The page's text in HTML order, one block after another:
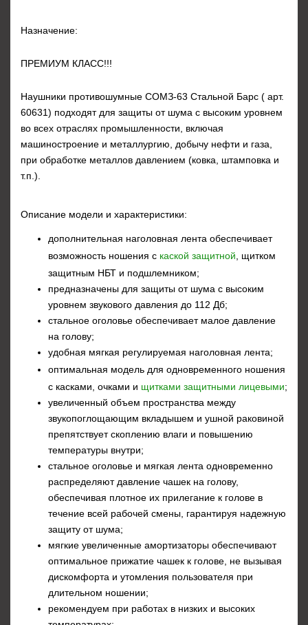
Назначение:
ПРЕМИУМ КЛАСС!!!
Наушники противошумные СОМЗ-63 Стальной Барс ( арт.
60631) подходят для защиты от шума с высоким уровнем
во всех отраслях промышленности, включая
машиностроение и металлургию, добычу нефти и газа,
при обработке металлов давлением (ковка, штамповка и
т.п.).
Описание модели и характеристики:
дополнительная наголовная лента обеспечивает
возможность ношения с каской защитной , щитком
защитным НБТ и подшлемником;
предназначены для защиты от шума с высоким
уровнем звукового давления до 112 Дб;
стальное оголовье обеспечивает малое давление
на голову;
удобная мягкая регулируемая наголовная лента;
оптимальная модель для одновременного ношения
с касками, очками и щитками защитными лицевыми;
увеличенный объем пространства между
звукопоглощающим вкладышем и ушной раковиной
препятствует скоплению влаги и повышению
температуры внутри;
стальное оголовье и мягкая лента одновременно
распределяют давление чашек на голову,
обеспечивая плотное их прилегание к голове в
течение всей рабочей смены, гарантируя надежную
защиту от шума;
мягкие увеличенные амортизаторы обеспечивают
оптимальное прижатие чашек к голове, не вызывая
дискомфорта и утомления пользователя при
длительном ношении;
рекомендуем при работах в низких и высоких